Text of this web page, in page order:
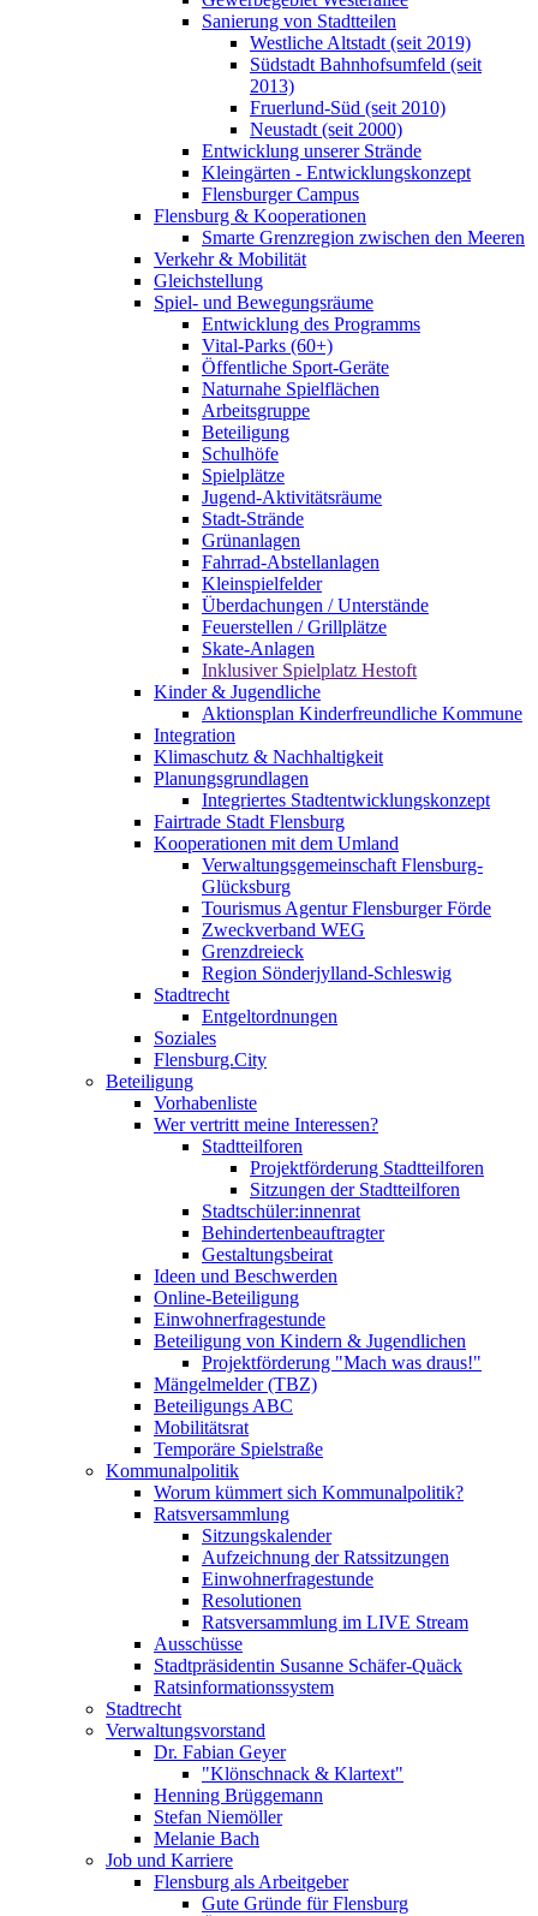
Sanierung von Stadtteilen
Westliche Altstadt (seit 2019)
Südstadt Bahnhofsumfeld (seit
2013)
Fruerlund-Süd (seit 2010)
Neustadt (seit 2000)
Entwicklung unserer Strände
Kleingärten - Entwicklungskonzept
Flensburger Campus
Flensburg & Kooperationen
Smarte Grenzregion zwischen den Meeren
Verkehr & Mobilität
Gleichstellung
Spiel- und Bewegungsräume
Entwicklung des Programms
Vital-Parks (60+)
Öffentliche Sport-Geräte
Naturnahe Spielflächen
Arbeitsgruppe
Beteiligung
Schulhöfe
Spielplätze
Jugend-Aktivitätsräume
Stadt-Strände
Grünanlagen
Fahrrad-Abstellanlagen
Kleinspielfelder
Überdachungen / Unterstände
Feuerstellen / Grillplätze
Skate-Anlagen
Inklusiver Spielplatz Hestoft
Kinder & Jugendliche
Aktionsplan Kinderfreundliche Kommune
Integration
Klimaschutz & Nachhaltigkeit
Planungsgrundlagen
Integriertes Stadtentwicklungskonzept
Fairtrade Stadt Flensburg
Kooperationen mit dem Umland
Verwaltungsgemeinschaft Flensburg-
Glücksburg
Tourismus Agentur Flensburger Förde
Zweckverband WEG
Grenzdreieck
Region Sönderjylland-Schleswig
Stadtrecht
Entgeltordnungen
Soziales
Flensburg.City
Beteiligung
Vorhabenliste
Wer vertritt meine Interessen?
Stadtteilforen
Projektförderung Stadtteilforen
Sitzungen der Stadtteilforen
Stadtschüler:innenrat
Behindertenbeauftragter
Gestaltungsbeirat
Ideen und Beschwerden
Online-Beteiligung
Einwohnerfragestunde
Beteiligung von Kindern & Jugendlichen
Projektförderung "Mach was draus!"
Mängelmelder (TBZ)
Beteiligungs ABC
Mobilitätsrat
Temporäre Spielstraße
Kommunalpolitik
Worum kümmert sich Kommunalpolitik?
Ratsversammlung
Sitzungskalender
Aufzeichnung der Ratssitzungen
Einwohnerfragestunde
Resolutionen
Ratsversammlung im LIVE Stream
Ausschüsse
Stadtpräsidentin Susanne Schäfer-Quäck
Ratsinformationssystem
Stadtrecht
Verwaltungsvorstand
Dr. Fabian Geyer
"Klönschnack & Klartext"
Henning Brüggemann
Stefan Niemöller
Melanie Bach
Job und Karriere
Flensburg als Arbeitgeber
Gute Gründe für Flensburg